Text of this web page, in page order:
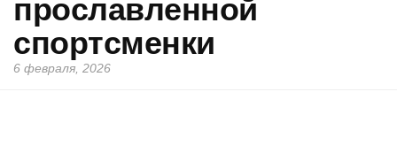
прославленной
спортсменки
6 февраля, 2026